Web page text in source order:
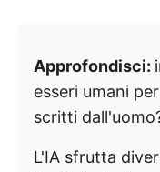
Approfondisci:
esseri umani
scritti
L'IA sfrutta